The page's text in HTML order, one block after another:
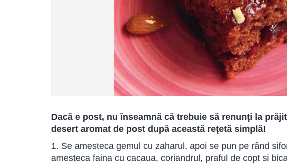
Dacă e post, nu înseamnă că trebuie să renunţi la
desert aromat de post după această reţetă simplă!
1. Se amesteca gemul cu zaharul, apoi se pun pe rând
amesteca faina cu cacaua, coriandrul, praful de copt si